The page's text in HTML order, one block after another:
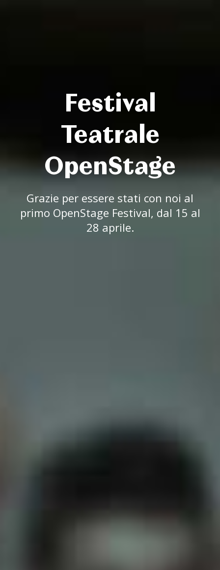
Festival
Teatrale
OpenStage
Grazie per essere stati con noi al
primo OpenStage Festival, dal 15 al
28 aprile.